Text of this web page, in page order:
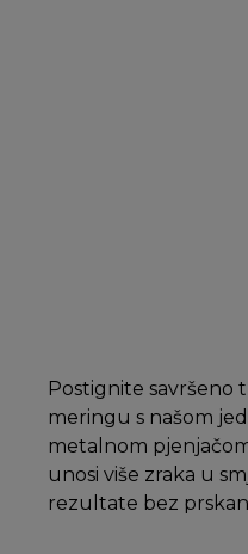
Postignite
meringu s našom
metalnom
unosi više zraka u
rezultate bez